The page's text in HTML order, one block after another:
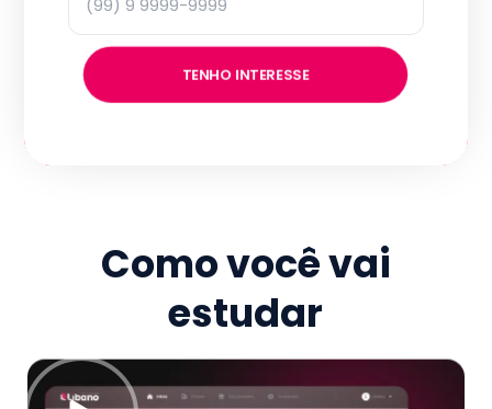
TENHO INTERESSE
Como você vai
estudar